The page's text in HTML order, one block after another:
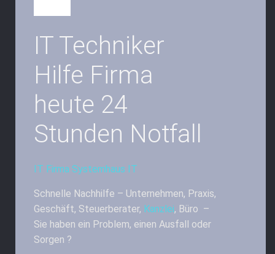
IT Techniker
Hilfe Firma
heute 24
Stunden Notfall
IT Firma Systemhaus IT
Schnelle Nachhilfe – Unternehmen, Praxis,
Geschäft, Steuerberater, Kanzlei, Büro –
Sie haben ein Problem, einen Ausfall oder
Sorgen ?